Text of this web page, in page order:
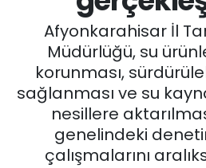
Afyonkarahisar İl
Müdürlüğü, su
korunması,
sağlanması ve su
nesillere
genelindeki
çalışmalarını
SİYASET
EĞİTİM
MAGAZİN
SAĞLIK
Süper Lig Puan
Tüm Manşetler
Son Dakika Haberleri
Haber Arşivi